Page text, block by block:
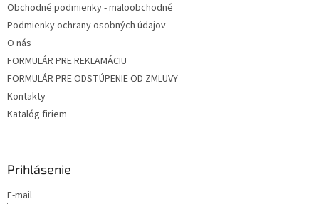
Obchodné podmienky - maloobchodné
Podmienky ochrany osobných údajov
O nás
FORMULÁR PRE REKLAMÁCIU
FORMULÁR PRE ODSTÚPENIE OD ZMLUVY
Kontakty
Katalóg firiem
Prihlásenie
E-mail